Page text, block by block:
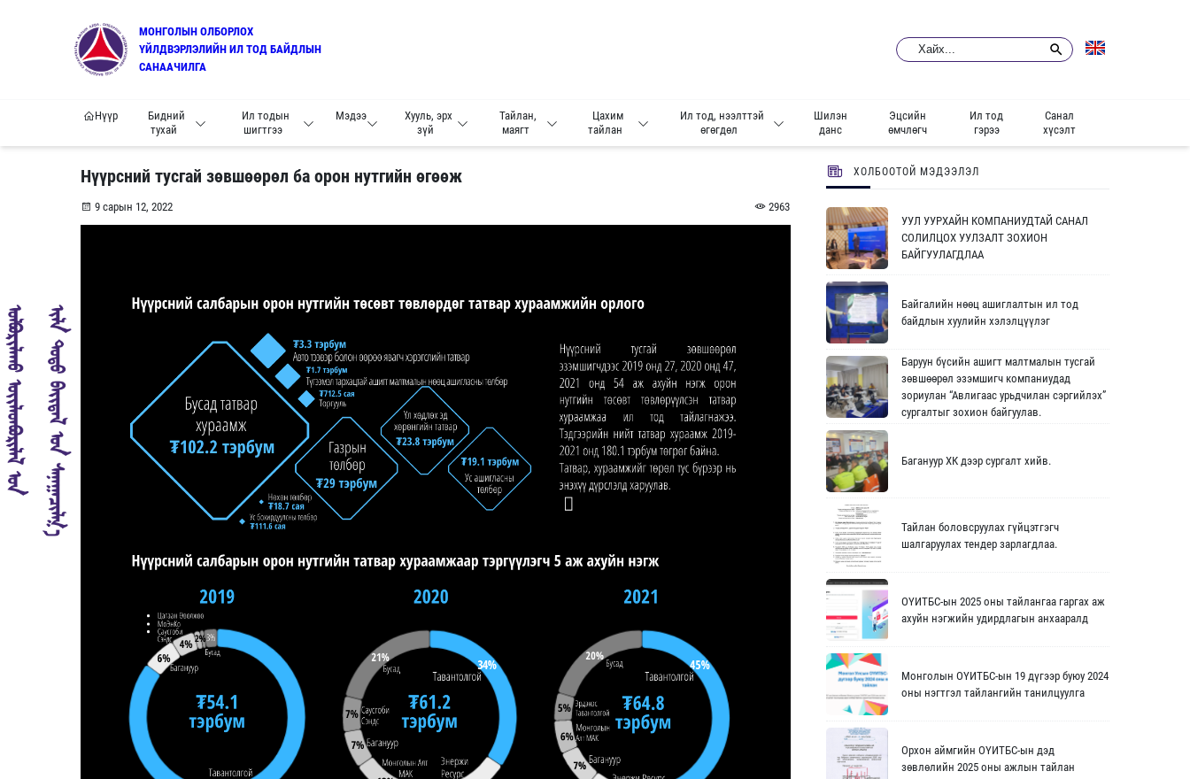
МОНГОЛЫН ОЛБОРЛОХ
ҮЙЛДВЭРЛЭЛИЙН ИЛ ТОД БАЙДЛЫН
САНААЧИЛГА
Нүүр
Бидний
тухай
Ил тодын
шигтгээ
Мэдээ
Хууль, эрх
зүй
Тайлан,
маягт
Цахим
тайлан
Ил тод, нээлттэй
өгөгдөл
Шилэн
данс
Эцсийн
өмчлөгч
Ил тод
гэрээ
Санал
хүсэлт
Нүүрсний тусгай зөвшөөрөл ба орон нутгийн өгөөж
9 сарын 12, 2022 2963
ХОЛБООТОЙ МЭДЭЭЛЭЛ
УУЛ УУРХАЙН КОМПАНИУДТАЙ САНАЛ
СОЛИЛЦОХ УУЛЗАЛТ ЗОХИОН
БАЙГУУЛАГДЛАА
Байгалийн нөөц ашиглалтын ил тод
байдлын хуулийн хэлэлцүүлэг
Баруун бүсийн ашигт малтмалын тусгай
зөвшөөрөл эзэмшигч компаниудад
зориулан “Авлигаас урьдчилан сэргийлэх”
сургалтыг зохион байгуулав.
Багануур ХК дээр сургалт хийв.
Тайлан боловсруулах гүйцэтгэгч
шалгаруулах тендер зарлагдлаа.
ОҮИТБС-ын 2025 оны тайлангаа гаргах аж
ахуйн нэгжийн удирдлагын анхааралд
Монголын ОҮИТБС-ын 19 дүгээр буюу 2024
оны нэгтгэл тайлангийн танилцуулга
Орхон аймгийн ОҮИТБС-ын дэд
зөвлөлийн 2025 оны ажлын тайлан